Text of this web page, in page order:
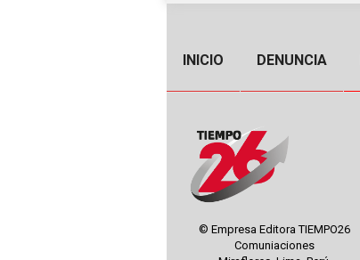
INICIO DENUNCIA
© Empresa Editora TIEMPO26
Comuniaciones